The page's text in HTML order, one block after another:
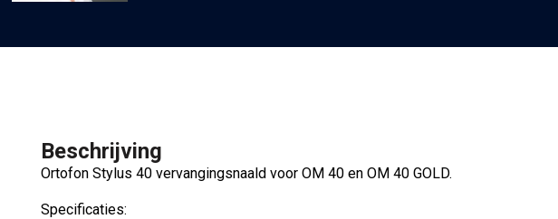
Beschrijving
Ortofon Stylus 40 vervangingsnaald voor OM 40 en OM 40 GOLD.
Specificaties: